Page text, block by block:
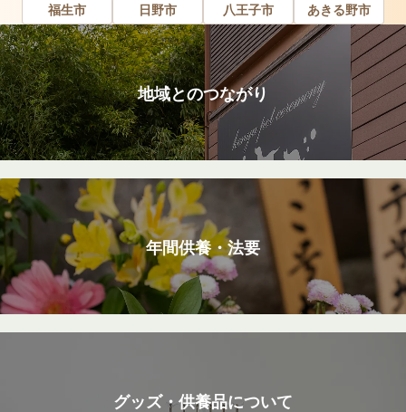
福生市
日野市 八王子市 あきる野市
地域とのつながり
年間供養・法要
グッズ・供養品について